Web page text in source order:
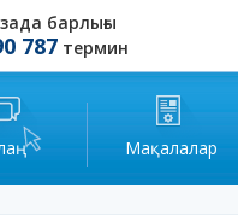
барлығы
787 термин
Мақалалар